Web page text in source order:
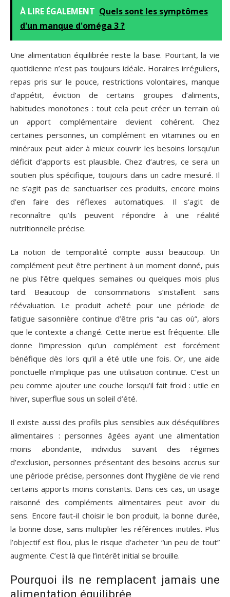
À LIRE ÉGALEMENT Quels sont les symptômes
d'un manque d'oméga 3 ?
Une alimentation équilibrée reste la base. Pourtant, la vie
quotidienne n’est pas toujours idéale. Horaires irréguliers,
repas pris sur le pouce, restrictions volontaires, manque
d’appétit, éviction de certains groupes d’aliments,
habitudes monotones : tout cela peut créer un terrain où
un apport complémentaire devient cohérent. Chez
certaines personnes, un complément en vitamines ou en
minéraux peut aider à mieux couvrir les besoins lorsqu’un
déficit d’apports est plausible. Chez d’autres, ce sera un
soutien plus spécifique, toujours dans un cadre mesuré. Il
ne s’agit pas de sanctuariser ces produits, encore moins
d’en faire des réflexes automatiques. Il s’agit de
reconnaître qu’ils peuvent répondre à une réalité
nutritionnelle précise.
La notion de temporalité compte aussi beaucoup. Un
complément peut être pertinent à un moment donné, puis
ne plus l’être quelques semaines ou quelques mois plus
tard. Beaucoup de consommations s’installent sans
réévaluation. Le produit acheté pour une période de
fatigue saisonnière continue d’être pris “au cas où”, alors
que le contexte a changé. Cette inertie est fréquente. Elle
donne l’impression qu’un complément est forcément
bénéfique dès lors qu’il a été utile une fois. Or, une aide
ponctuelle n’implique pas une utilisation continue. C’est un
peu comme ajouter une couche lorsqu’il fait froid : utile en
hiver, superflue sous un soleil d’été.
Il existe aussi des profils plus sensibles aux déséquilibres
alimentaires : personnes âgées ayant une alimentation
moins abondante, individus suivant des régimes
d’exclusion, personnes présentant des besoins accrus sur
une période précise, personnes dont l’hygiène de vie rend
certains apports moins constants. Dans ces cas, un usage
raisonné des compléments alimentaires peut avoir du
sens. Encore faut-il choisir le bon produit, la bonne durée,
la bonne dose, sans multiplier les références inutiles. Plus
l’objectif est flou, plus le risque d’acheter “un peu de tout”
augmente. C’est là que l’intérêt initial se brouille.
Pourquoi ils ne remplacent jamais une
alimentation équilibrée